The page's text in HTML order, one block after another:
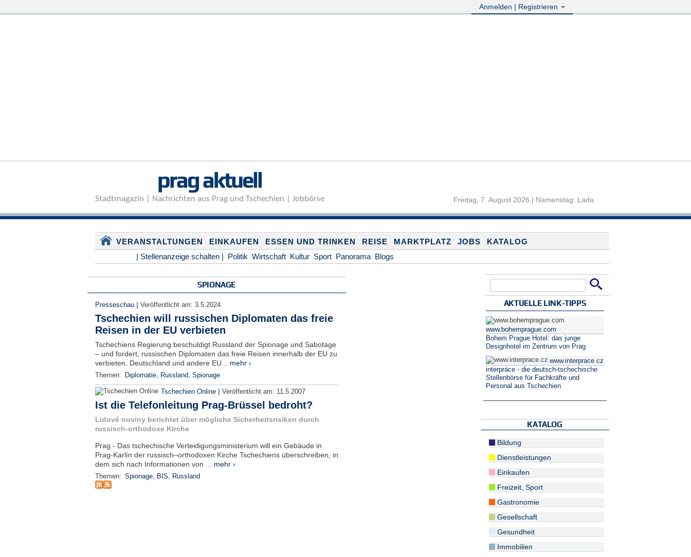
Anmelden | Registrieren
prag aktuell
Stadtmagazin | Nachrichten aus Prag und Tschechien | Jobbörse Freitag, 7. August 2026 | Namenstag: Lada
VERANSTALTUNGEN EINKAUFEN ESSEN UND TRINKEN REISE MARKTPLATZ JOBS
KATALOG
| Stellenanzeige schalten | Politik Wirtschaft Kultur Sport Panorama Blogs
SPIONAGE
Presseschau | Veröffentlicht am: 3.5.2024
Tschechien will russischen Diplomaten das freie
Reisen in der EU verbieten
Tschechiens Regierung beschuldigt Russland der Spionage und Sabotage
– und fordert, russischen Diplomaten das freie Reisen innerhalb der EU zu
verbieten. Deutschland und andere EU... mehr ›
Themen: Diplomatie, Russland, Spionage
Tschechien Online | Veröffentlicht am: 11.5.2007
Ist die Telefonleitung Prag-Brüssel bedroht?
Lidové noviny berichtet über mögliche Sicherheitsrisiken durch
russisch-orthodoxe Kirche
Prag - Das tschechische Verteidigungsministerium will ein Gebäude in
Prag-Karlín der russisch–orthodoxen Kirche Tschechiens überschreiben, in
dem sich nach Informationen von ... mehr ›
Themen: Spionage, BIS, Russland
AKTUELLE LINK-TIPPS
www.bohemprague.com
Bohem Prague Hotel: das junge
Designhotel im Zentrum von Prag
www.interprace.cz
interpráce - die deutsch-tschechische
Stellenbörse für Fachkräfte und
Personal aus Tschechien
KATALOG
Bildung
Dienstleistungen
Einkaufen
Freizeit, Sport
Gastronomie
Gesellschaft
Gesundheit
Immobilien